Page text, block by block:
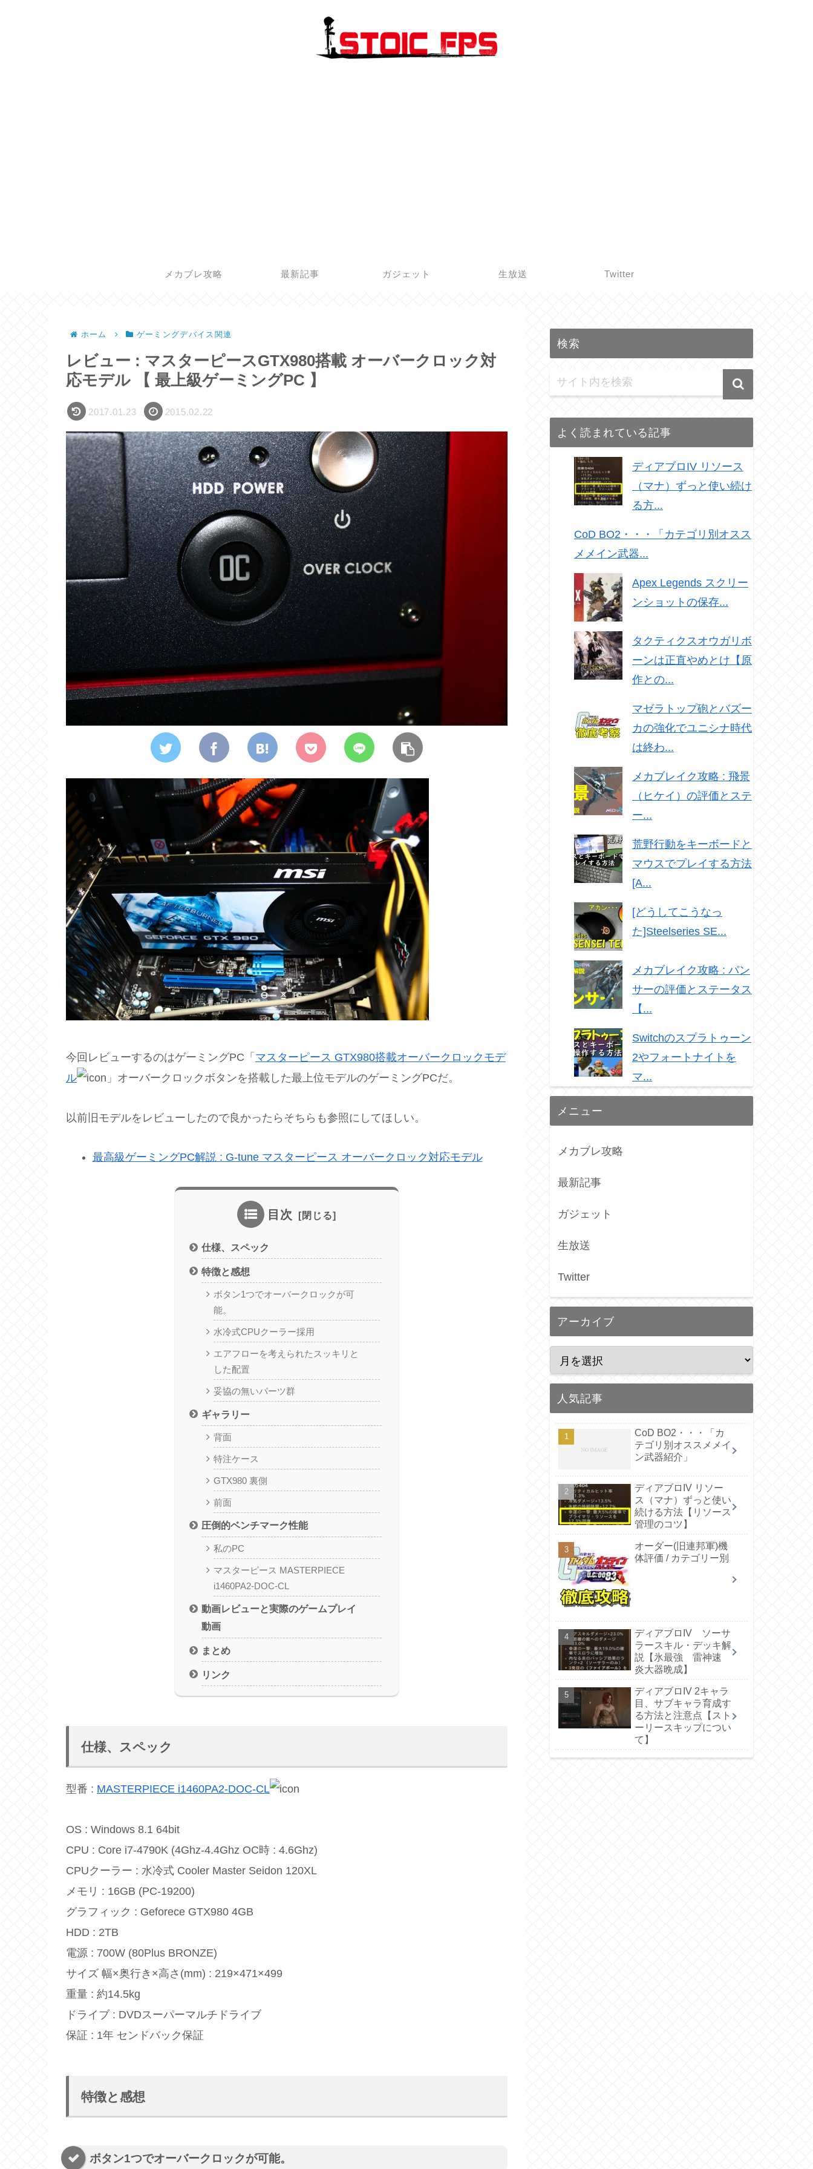
メカブレ攻略 最新記事 ガジェット 生放送 Twitter
ホーム ゲーミングデバイス関連
レビュー : マスターピースGTX980搭載 オーバークロック対
応モデル 【 最上級ゲーミングPC 】
2017.01.23 2015.02.22
今回レビューするのはゲーミングPC「 マスターピース GTX980搭載オーバークロックモデ
ル
」オーバークロックボタンを搭載した最上位モデルのゲーミングPCだ。
以前旧モデルをレビューしたので良かったらそちらも参照にしてほしい。
最高級ゲーミングPC解説 : G-tune マスターピース オーバークロック対応モデル
目次
仕様、スペック
特徴と感想
ボタン1つでオーバークロックが可
能。
水冷式CPUクーラー採用
エアフローを考えられたスッキリと
した配置
妥協の無いパーツ群
ギャラリー
背面
特注ケース
GTX980 裏側
前面
圧倒的ベンチマーク性能
私のPC
マスターピース MASTERPIECE
i1460PA2-DOC-CL
動画レビューと実際のゲームプレイ
動画
まとめ
リンク
仕様、スペック
型番 : MASTERPIECE i1460PA2-DOC-CL
OS : Windows 8.1 64bit
CPU : Core i7-4790K (4Ghz-4.4Ghz OC時 : 4.6Ghz)
CPUクーラー : 水冷式 Cooler Master Seidon 120XL
メモリ : 16GB (PC-19200)
グラフィック : Geforece GTX980 4GB
HDD : 2TB
電源 : 700W (80Plus BRONZE)
サイズ 幅×奥行き×高さ(mm) : 219×471×499
重量 : 約14.5kg
ドライブ : DVDスーパーマルチドライブ
保証 : 1年 センドバック保証
特徴と感想
ボタン1つでオーバークロックが可能。
検索
よく読まれている記事
ディアブロIV リソース
（マナ）ずっと使い続け
る方...
CoD BO2・・・「カテゴリ別オスス
メメイン武器...
Apex Legends スクリー
ンショットの保存...
タクティクスオウガリボ
ーンは正直やめとけ【原
作との...
マゼラトップ砲とバズー
カの強化でユニシナ時代
は終わ...
メカブレイク攻略 : 飛景
（ヒケイ）の評価とステ
ー...
荒野行動をキーボードと
マウスでプレイする方法
[A...
[どうしてこうなっ
た]Steelseries SE...
メカブレイク攻略 : パン
サーの評価とステータス
【...
Switchのスプラトゥーン
2やフォートナイトを
マ...
メニュー
メカブレ攻略
最新記事
ガジェット
生放送
Twitter
アーカイブ
人気記事
CoD BO2・・・「カ
テゴリ別オススメメイ
ン武器紹介」
ディアブロIV リソー
ス（マナ）ずっと使い
続ける方法【リソース
管理のコツ】
オーダー(旧連邦軍)機
体評価 / カテゴリー別
ディアブロIV ソーサ
ラースキル・デッキ解
説【氷最強 雷神速
炎大器晩成】
ディアブロIV 2キャラ
目、サブキャラ育成す
る方法と注意点【スト
ーリースキップについ
て】